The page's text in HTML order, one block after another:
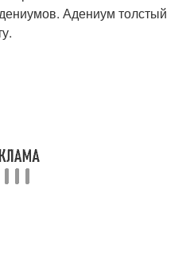
Адениум толстый